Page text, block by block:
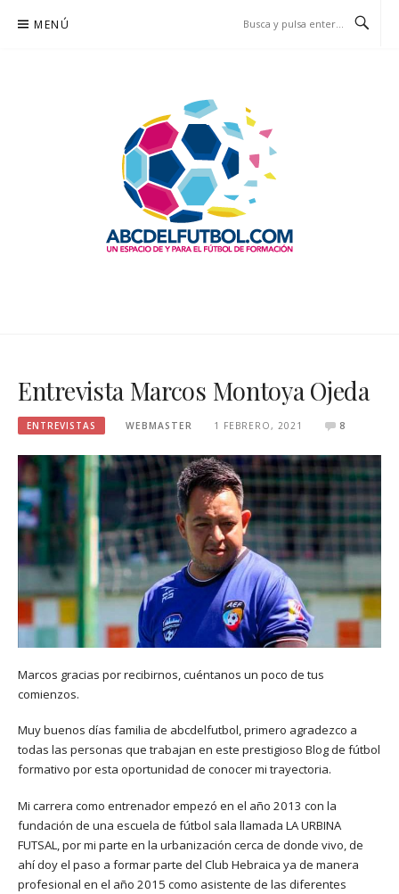
MENÚ
Entrevista Marcos Montoya Ojeda
ENTREVISTAS WEBMASTER 1 FEBRERO, 2021 8
Marcos gracias por recibirnos, cuéntanos un poco de tus
comienzos.
Muy buenos días familia de abcdelfutbol, primero agradezco a
todas las personas que trabajan en este prestigioso Blog de fútbol
formativo por esta oportunidad de conocer mi trayectoria.
Mi carrera como entrenador empezó en el año 2013 con la
fundación de una escuela de fútbol sala llamada LA URBINA
FUTSAL, por mi parte en la urbanización cerca de donde vivo, de
ahí doy el paso a formar parte del Club Hebraica ya de manera
profesional en el año 2015 como asistente de las diferentes